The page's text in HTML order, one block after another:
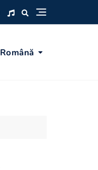
Română